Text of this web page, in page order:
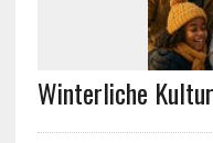
Winterliche